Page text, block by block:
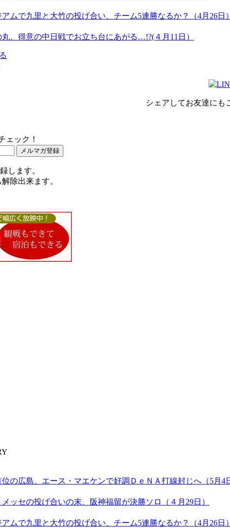
ムで九里と大竹の投げ合い、チーム5連勝なるか？（4月26日）
、得意の中日戦でお立ち台にあがる…!?(４月11日）
シェアしてお友達にも
ェック！
します。
除出来ます。
の広島、エース・マエケンで好調ＤｅＮＡ打線封じへ（5月4
ッセの投げ合いの末、阪神福留が決勝ソロ（４月29日）
ムで九里と大竹の投げ合い、チーム5連勝なるか？（4月26日）